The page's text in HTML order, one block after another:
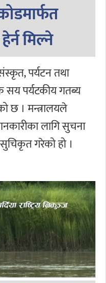
मिल्ने
पर्यटन तथा
सय पर्यटकीय गतब्य
छ । मन्त्रालयले
लागि सुचना
सुचिकृत गरेको हो ।